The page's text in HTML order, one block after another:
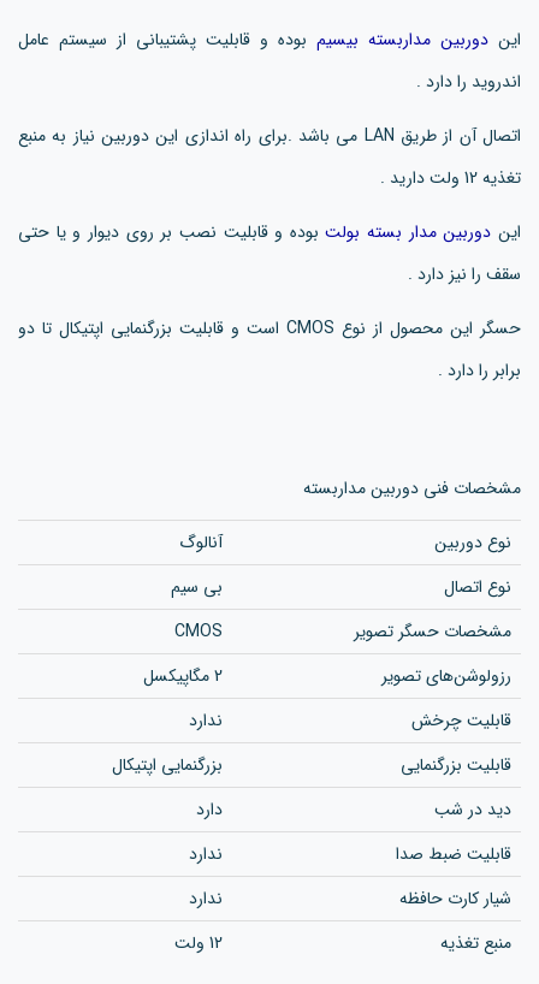
این دوربین مداربسته بیسیم بوده و قابلیت پشتیبانی از سیستم عامل
اندروید را دارد .
اتصال آن از طریق LAN می باشد .برای راه اندازی این دوربین نیاز به منبع
تغذیه 12 ولت دارید .
این دوربین مدار بسته بولتبوده و قابلیت نصب بر روی دیوار و یا حتی
سقف را نیز دارد .
حسگر این محصول از نوع CMOS است و قابلیت بزرگنمایی اپتیکال تا دو
برابر را دارد .
مشخصات فنی دوربین مداربسته
نوع دوربین
آنالوگ
نوع اتصال
بی سیم
مشخصات حسگر تصویر
CMOS
رزولوشن‌های تصویر
2 مگاپیکسل
قابلیت چرخش
ندارد
قابلیت بزرگنمایی
بزرگنمایی اپتیکال
دید در شب
دارد
قابلیت ضبط صدا
ندارد
شیار کارت حافظه
ندارد
منبع تغذیه
12 ولت